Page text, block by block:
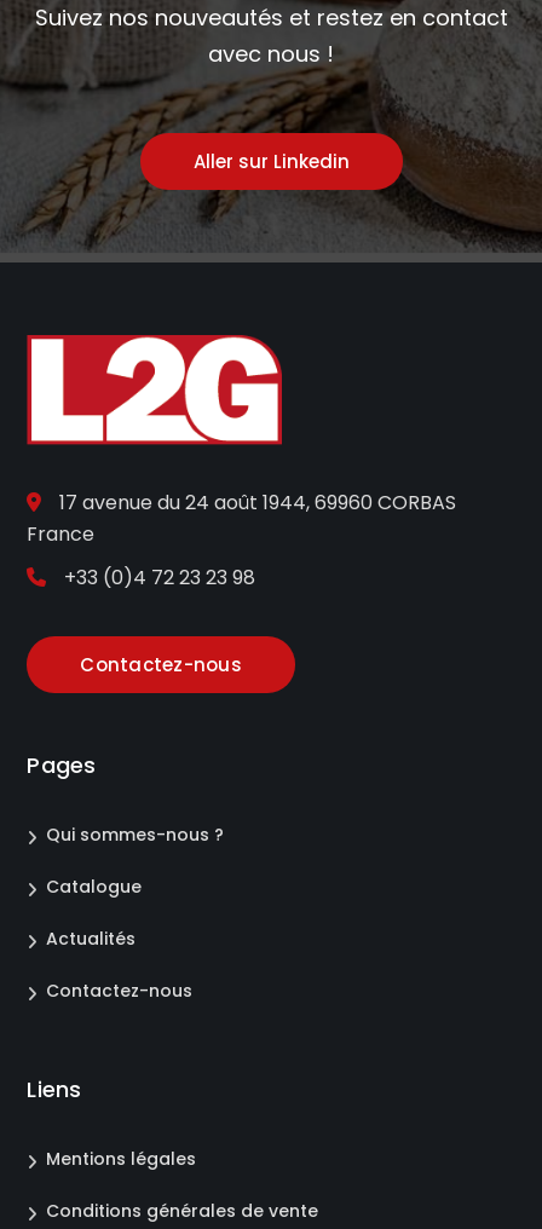
Suivez nos nouveautés et restez en contact
avec nous !
Aller sur Linkedin
17 avenue du 24 août 1944, 69960 CORBAS
France
+33 (0)4 72 23 23 98
Contactez-nous
Pages
Qui sommes-nous ?
Catalogue
Actualités
Contactez-nous
Liens
Mentions légales
Conditions générales de vente